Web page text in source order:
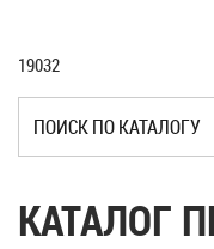
19032
КАТАЛОГ